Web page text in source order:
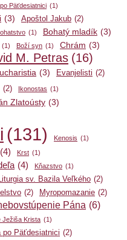
Päťdesiatnici (1)
(3) Apoštol Jakub (2)
(1) Bohatý mladík (3)
(1) Boží syn (1) Chrám (3)
M. Petras (16)
(3) Evanjelisti (2)
(2) Ikonostas (1)
Zlatoústy (3)
(131) Kenosis (1)
(4) Krst (1)
(4) Kňazstvo (1)
sv. Bazila Veľkého (2)
(2) Myropomazanie (2)
Pána (6)
Ježiša Krista (1)
po Päťdesiatnici (2)